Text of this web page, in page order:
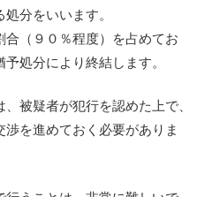
分をいいます。
（９０％程度）を占めてお
処分により終結します。
被疑者が犯行を認めた上で、
を進めておく必要がありま